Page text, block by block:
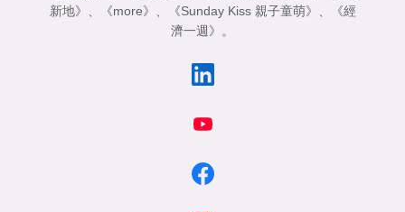
新地》 、 《more》 、 《Sunday Kiss 親子童萌》 、
《經
濟一週》 。